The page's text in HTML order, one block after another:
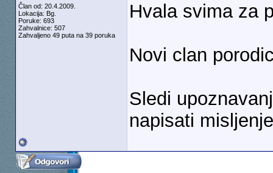
Član od: 20.4.2009.
Lokacija: Bg.
Poruke: 693
Zahvalnice: 507
Zahvaljeno 49 puta na 39 poruka
Hvala svima za
Novi clan
Sledi
napisati